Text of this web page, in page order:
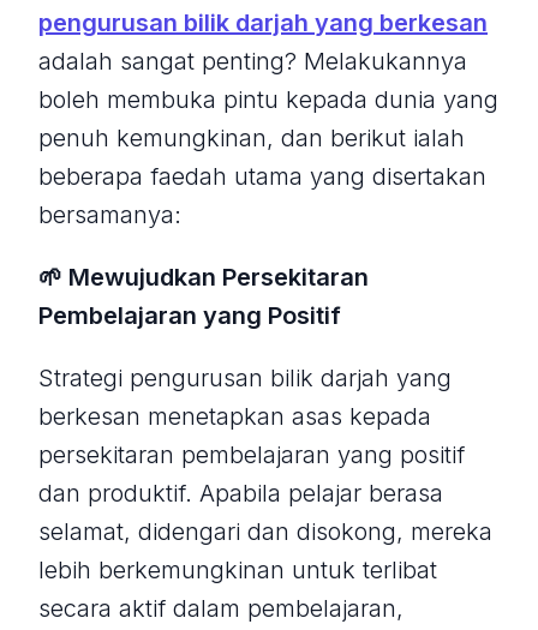
pengurusan bilik darjah yang berkesan
adalah sangat penting? Melakukannya
boleh membuka pintu kepada dunia yang
penuh kemungkinan, dan berikut ialah
beberapa faedah utama yang disertakan
bersamanya:
🌱 Mewujudkan Persekitaran
Pembelajaran yang Positif
Strategi pengurusan bilik darjah yang
berkesan menetapkan asas kepada
persekitaran pembelajaran yang positif
dan produktif. Apabila pelajar berasa
selamat, didengari dan disokong, mereka
lebih berkemungkinan untuk terlibat
secara aktif dalam pembelajaran,